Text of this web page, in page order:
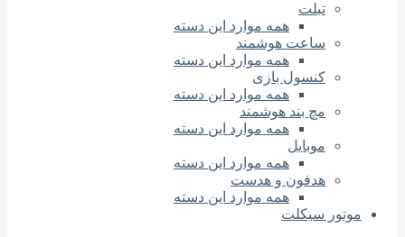
تبلت
همه موارد این دسته
ساعت هوشمند
همه موارد این دسته
کنسول بازی
همه موارد این دسته
مچ بند هوشمند
همه موارد این دسته
موبایل
همه موارد این دسته
هدفون و هدست
همه موارد این دسته
موتور سیکلت